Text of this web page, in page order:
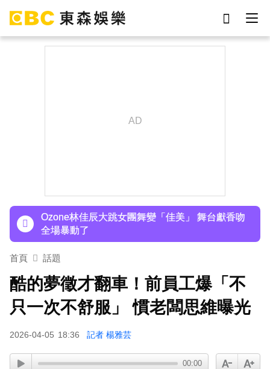
Ozone林佳辰大跳女團舞變「佳美」 舞台獻香吻
全場暴動了
資深男星爆離世！後輩發文哀悼 享年72歲
安普賢在圈內超夯！被讚「想把妹妹嫁給你」展好
人緣
軍20週年 破天荒高雄合體
TWICE定延不續約！手寫信宣布離開JYP 簽新東
首頁 話題
酷的夢徵才翻車！前員工爆「不
只一次不舒服」 慣老闆思維曝光
2026-04-05 18:36 記者 楊雅芸
00:00